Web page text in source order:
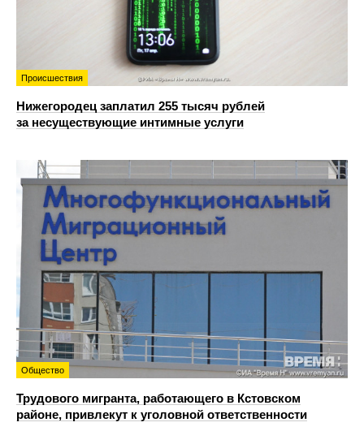
Происшествия
Нижегородец заплатил 255 тысяч рублей
за несуществующие интимные услуги
Общество
Трудового мигранта, работающего в Кстовском
районе, привлекут к уголовной ответственности